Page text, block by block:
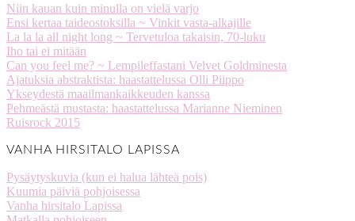
Niin kauan kuin minulla on vielä varjo
Ensi kertaa taideostoksilla ~ Vinkit vasta-alkajille
La la la all night long ~ Tervetuloa takaisin, 70-luku
Iho tai ei mitään
Can you feel me? ~ Lempileffastani Velvet Goldminesta
Ajatuksia abstraktista: haastattelussa Olli Piippo
Ykseydestä maailmankaikkeuden kanssa
Pehmeästä mustasta: haastattelussa Marianne Nieminen
Ruisrock 2015
VANHA HIRSITALO LAPISSA
Pysäytyskuvia (kun ei halua lähteä pois)
Kuumia päiviä pohjoisessa
Vanha hirsitalo Lapissa